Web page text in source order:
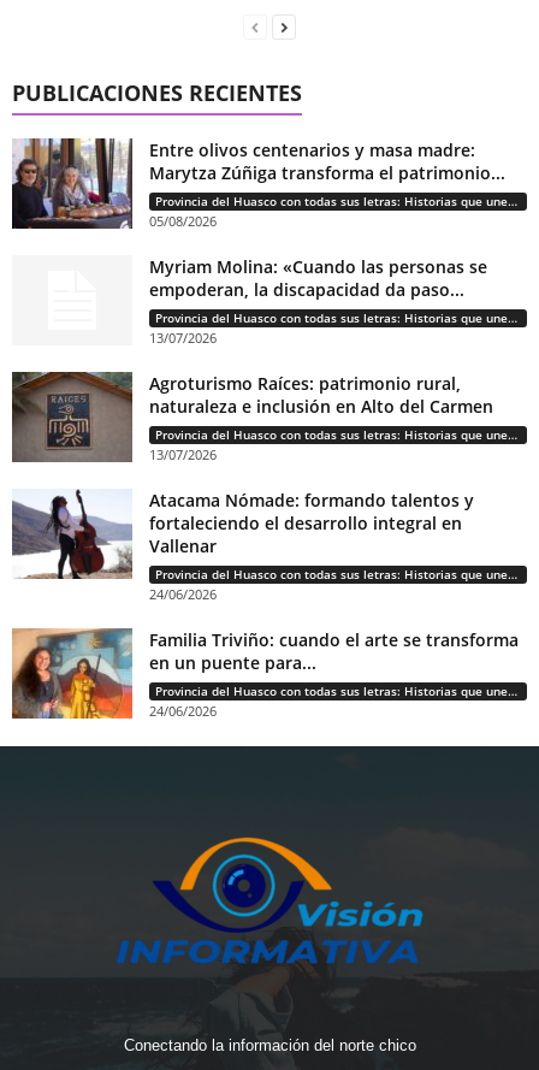
PUBLICACIONES RECIENTES
Entre olivos centenarios y masa madre:
Marytza Zúñiga transforma el patrimonio...
Provincia del Huasco con todas sus letras: Historias que unen cultura, diversidad e identidad
05/08/2026
Myriam Molina: «Cuando las personas se
empoderan, la discapacidad da paso...
Provincia del Huasco con todas sus letras: Historias que unen cultura, diversidad e identidad
13/07/2026
Agroturismo Raíces: patrimonio rural,
naturaleza e inclusión en Alto del Carmen
Provincia del Huasco con todas sus letras: Historias que unen cultura, diversidad e identidad
13/07/2026
Atacama Nómade: formando talentos y
fortaleciendo el desarrollo integral en
Vallenar
Provincia del Huasco con todas sus letras: Historias que unen cultura, diversidad e identidad
24/06/2026
Familia Triviño: cuando el arte se transforma
en un puente para...
Provincia del Huasco con todas sus letras: Historias que unen cultura, diversidad e identidad
24/06/2026
Conectando la información del norte chico